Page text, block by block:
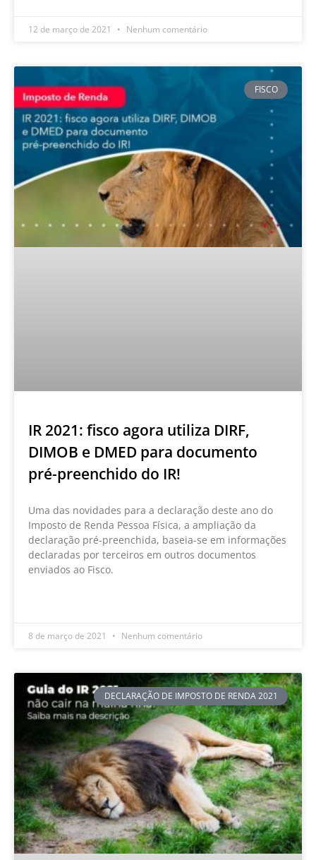
12 de março de 2021 Nenhum comentário
FISCO
IR 2021: fisco agora utiliza DIRF,
DIMOB e DMED para documento
pré-preenchido do IR!
Uma das novidades para a declaração deste ano do
Imposto de Renda Pessoa Física, a ampliação da
declaração pré-preenchida, baseia-se em informações
declaradas por terceiros em outros documentos
enviados ao Fisco.
8 de março de 2021 Nenhum comentário
DECLARAÇÃO DE IMPOSTO DE RENDA 2021